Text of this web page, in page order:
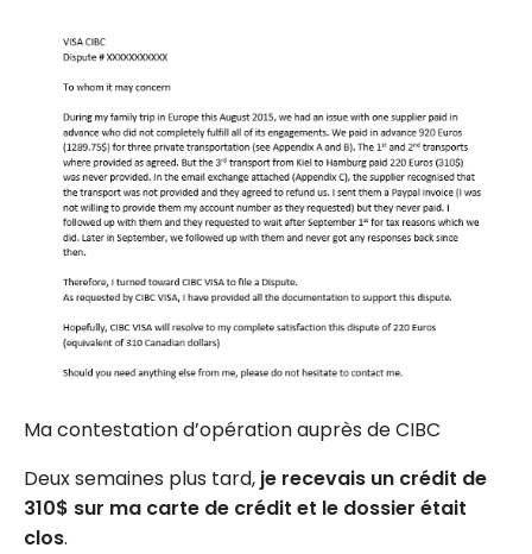
Ma contestation d’opération auprès de CIBC
Deux semaines plus tard, je recevais un crédit de
310$ sur ma carte de crédit et le dossier était
clos.